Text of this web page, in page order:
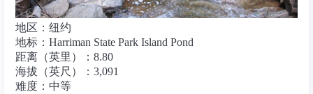
地区：纽约
地标：Harriman State Park Island Pond
距离（英里）：8.80
海拔（英尺）：3,091
难度：中等